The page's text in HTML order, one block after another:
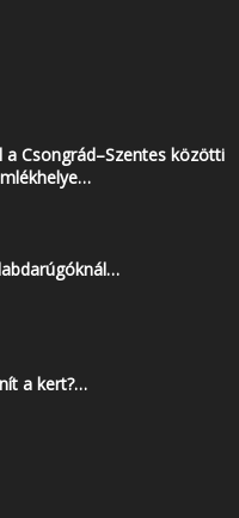
a Csongrád–Szentes közötti
a kert?…